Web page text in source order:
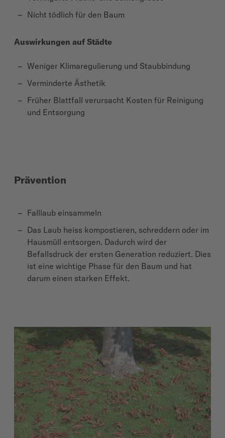
Nicht tödlich für den Baum
Auswirkungen auf Städte
Weniger Klimaregulierung und Staubbindung
Verminderte Ästhetik
Früher Blattfall verursacht Kosten für Reinigung
und Entsorgung
Prävention
Falllaub einsammeln
Das Laub heiss kompostieren, schreddern oder im
Hausmüll entsorgen. Dadurch wird der
Befallsdruck der ersten Generation reduziert. Dies
ist eine wichtige Phase für den Baum und hat
darum einen starken Effekt.